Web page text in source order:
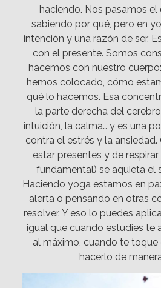
haciendo. Nos pasamos el
sabiendo por qué, pero en
intención y una razón de ser.
con el presente. Somos
hacemos con nuestro
hemos colocado, cómo
qué lo hacemos. Esa
la parte derecha del
intuición, la calma… y es una
contra el estrés y la ansiedad.
estar presentes y de
fundamental) se aquieta el
Haciendo yoga estamos en
alerta o pensando en otras
resolver. Y eso lo puedes
igual que cuando estudies te
al máximo, cuando te toque
hacerlo de